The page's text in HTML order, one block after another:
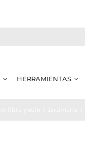
HERRAMIENTAS